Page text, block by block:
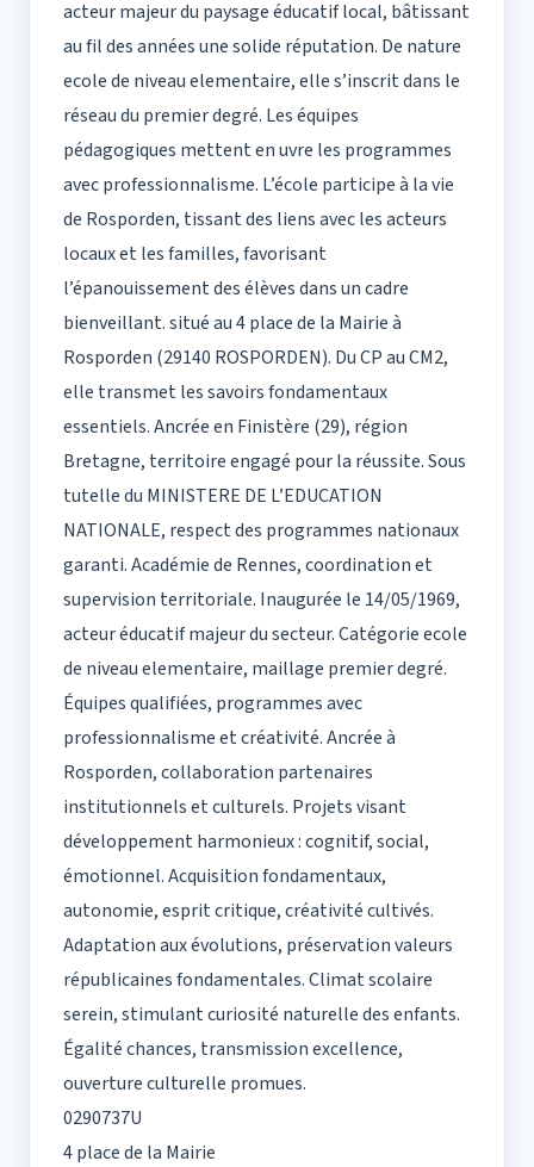
acteur majeur du paysage éducatif local, bâtissant
au fil des années une solide réputation. De nature
ecole de niveau elementaire, elle s’inscrit dans le
réseau du premier degré. Les équipes
pédagogiques mettent en uvre les programmes
avec professionnalisme. L’école participe à la vie
de Rosporden, tissant des liens avec les acteurs
locaux et les familles, favorisant
l’épanouissement des élèves dans un cadre
bienveillant. situé au 4 place de la Mairie à
Rosporden (29140 ROSPORDEN). Du CP au CM2,
elle transmet les savoirs fondamentaux
essentiels. Ancrée en Finistère (29), région
Bretagne, territoire engagé pour la réussite. Sous
tutelle du MINISTERE DE L’EDUCATION
NATIONALE, respect des programmes nationaux
garanti. Académie de Rennes, coordination et
supervision territoriale. Inaugurée le 14/05/1969,
acteur éducatif majeur du secteur. Catégorie ecole
de niveau elementaire, maillage premier degré.
Équipes qualifiées, programmes avec
professionnalisme et créativité. Ancrée à
Rosporden, collaboration partenaires
institutionnels et culturels. Projets visant
développement harmonieux : cognitif, social,
émotionnel. Acquisition fondamentaux,
autonomie, esprit critique, créativité cultivés.
Adaptation aux évolutions, préservation valeurs
républicaines fondamentales. Climat scolaire
serein, stimulant curiosité naturelle des enfants.
Égalité chances, transmission excellence,
ouverture culturelle promues.
0290737U
4 place de la Mairie